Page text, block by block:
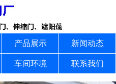
产品展示 新闻动态
车间环境 联系我们